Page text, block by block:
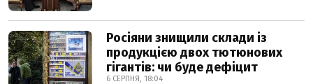
Росіяни знищили склади із
продукцією двох тютюнових
гігантів: чи буде дефіцит
6 СЕРПНЯ, 18:04